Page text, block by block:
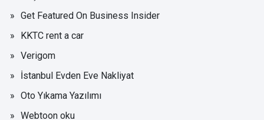
Get Featured On Business Insider
KKTC rent a car
Verigom
İstanbul Evden Eve Nakliyat
Oto Yıkama Yazılımı
Webtoon oku